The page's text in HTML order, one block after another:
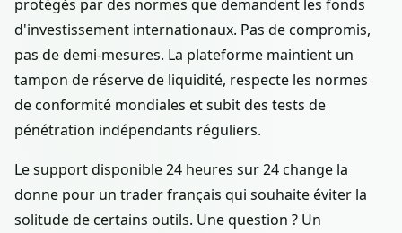
protégés par des normes que demandent les fonds
d'investissement internationaux. Pas de compromis,
pas de demi-mesures. La plateforme maintient un
tampon de réserve de liquidité, respecte les normes
de conformité mondiales et subit des tests de
pénétration indépendants réguliers.
Le support disponible 24 heures sur 24 change la
donne pour un trader français qui souhaite éviter la
solitude de certains outils. Une question ? Un